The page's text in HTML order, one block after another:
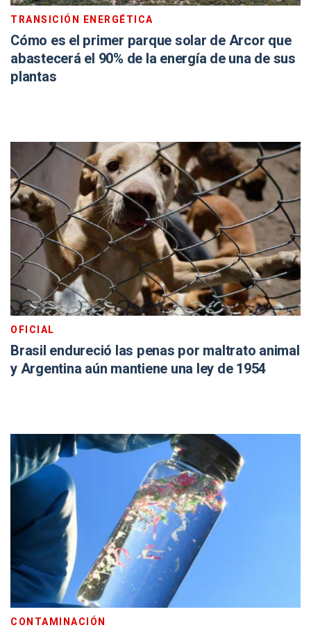
TRANSICIÓN ENERGÉTICA
Cómo es el primer parque solar de Arcor que
abastecerá el 90% de la energía de una de sus
plantas
OFICIAL
Brasil endureció las penas por maltrato animal
y Argentina aún mantiene una ley de 1954
CONTAMINACIÓN